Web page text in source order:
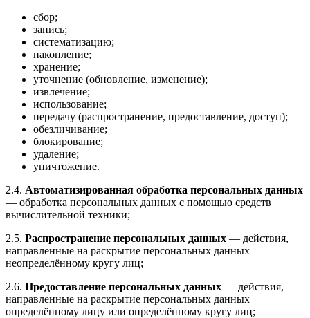
сбор;
запись;
систематизацию;
накопление;
хранение;
уточнение (обновление, изменение);
извлечение;
использование;
передачу (распространение, предоставление, доступ);
обезличивание;
блокирование;
удаление;
уничтожение.
2.4. Автоматизированная обработка персональных данных
— обработка персональных данных с помощью средств
вычислительной техники;
2.5. Распространение персональных данных — действия,
направленные на раскрытие персональных данных
неопределённому кругу лиц;
2.6. Предоставление персональных данных — действия,
направленные на раскрытие персональных данных
определённому лицу или определённому кругу лиц;